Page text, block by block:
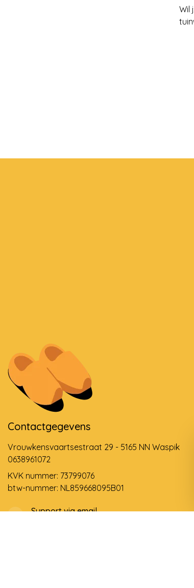
Wil
Contactgegevens
Vrouwkensvaartsestraat 29 - 5165 NN Waspik
0638961072
KVK nummer: 73799076
btw-nummer: NL859668095B01
Support via email